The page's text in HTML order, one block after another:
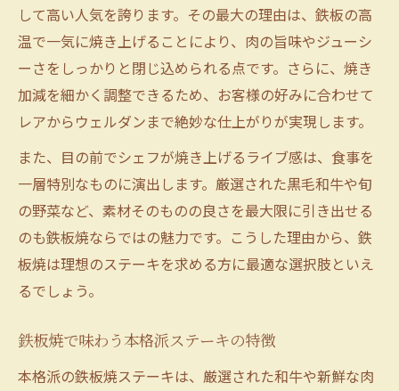
して高い人気を誇ります。その最大の理由は、鉄板の高
温で一気に焼き上げることにより、肉の旨味やジューシ
ーさをしっかりと閉じ込められる点です。さらに、焼き
加減を細かく調整できるため、お客様の好みに合わせて
レアからウェルダンまで絶妙な仕上がりが実現します。
また、目の前でシェフが焼き上げるライブ感は、食事を
一層特別なものに演出します。厳選された黒毛和牛や旬
の野菜など、素材そのものの良さを最大限に引き出せる
のも鉄板焼ならではの魅力です。こうした理由から、鉄
板焼は理想のステーキを求める方に最適な選択肢といえ
るでしょう。
鉄板焼で味わう本格派ステーキの特徴
本格派の鉄板焼ステーキは、厳選された和牛や新鮮な肉